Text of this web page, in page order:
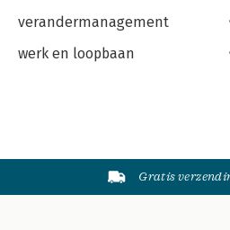
verandermanagement
werk en loopbaan
Gratis